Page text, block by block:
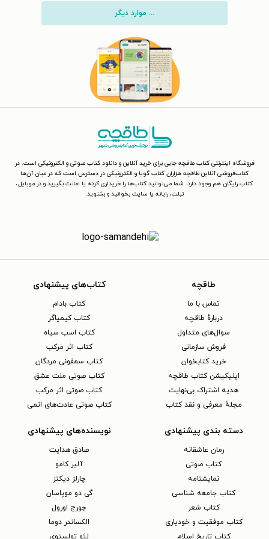
... موارد دیگر
فروشگاه اینترنتی کتاب طاقچه جایی برای خرید آنلاین و دانلود کتاب صوتی و الکترونیکی است. در
کتاب‌فروشی آنلاین طاقچه هزاران کتاب گویا و الکترونیکی در دسترس است که در میان آن‌ها
کتاب رایگان هم وجود دارد. شما می‌توانید کتاب‌ها را خریداری کرده یا امانت بگیرید و در موبایل،
تبلت، رایانه یا سایت بخوانید و بشنوید.
طاقچه
تماس با ما
دربارهٔ طاقچه
سوال‌های متداول
فروش سازمانی
خرید کتابخوان
اپلیکیشن کتاب طاقچه
هدیه اشتراک بی‌نهایت
مجلهٔ معرفی و نقد کتاب
کتاب‌های پیشنهادی
کتاب بادام
کتاب کیمیاگر
کتاب اسب سیاه
کتاب اثر مرکب
کتاب سمفونی مردگان
کتاب صوتی ملت عشق
کتاب صوتی اثر مرکب
کتاب صوتی عادت‌های اتمی
دسته بندی پیشنهادی
رمان عاشقانه
کتاب‌ صوتی
نمایشنامه
کتاب جامعه شناسی
کتاب شعر
کتاب موفقیت و خودیاری
کتاب تاریخ اسلام
نویسنده‌های پیشنهادی
صادق هدایت
آلبر کامو
چارلز دیکنز
گی دو موپاسان
جورج اورول
الکساندر دوما
لئو تولستوی